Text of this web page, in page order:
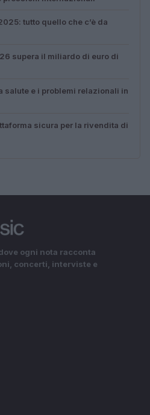
tutto quello che c’è da
supera il miliardo di euro di
salute e i problemi relazionali in
sicura per la rivendita di
ogni nota racconta
concerti, interviste e